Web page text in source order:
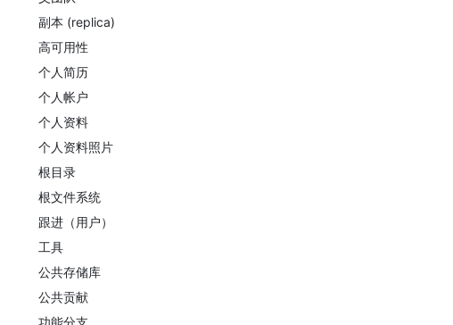
副本 (replica)
高可用性
个人简历
个人帐户
个人资料
个人资料照片
根目录
根文件系统
跟进（用户）
工具
公共存储库
公共贡献
功能分支